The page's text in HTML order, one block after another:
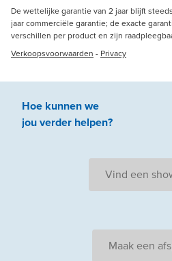
De wettelijke garantie van 2 jaar blijft
jaar commerciële garantie; de exacte
verschillen per product en zijn
Verkoopsvoorwaarden - Privacy
Hoe kunnen we
jouverder helpen?
Vind een
Maak een